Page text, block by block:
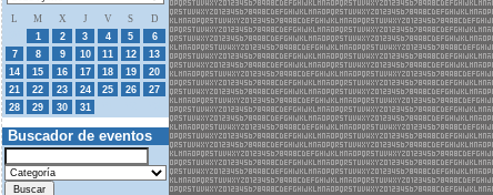
L M X J V S
D
1 2 3 4 5
6
7
8 9 10 11 12
13
14
15 16 17 18 19
20
21
22 23 24 25 26
27
28
29 30 31
Buscador de eventos